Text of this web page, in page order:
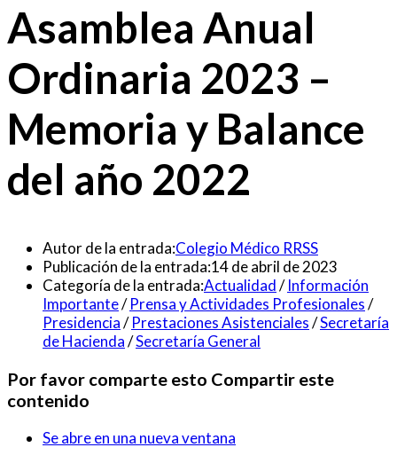
Asamblea Anual
Ordinaria 2023 –
Memoria y Balance
del año 2022
Autor de la entrada:Colegio Médico RRSS
Publicación de la entrada:14 de abril de 2023
Categoría de la entrada:Actualidad/ Información
Importante/ Prensa y Actividades Profesionales/
Presidencia/ Prestaciones Asistenciales/Secretaría
de Hacienda/Secretaría General
Por favor comparte esto Compartir este
contenido
Se abre en una nueva ventana